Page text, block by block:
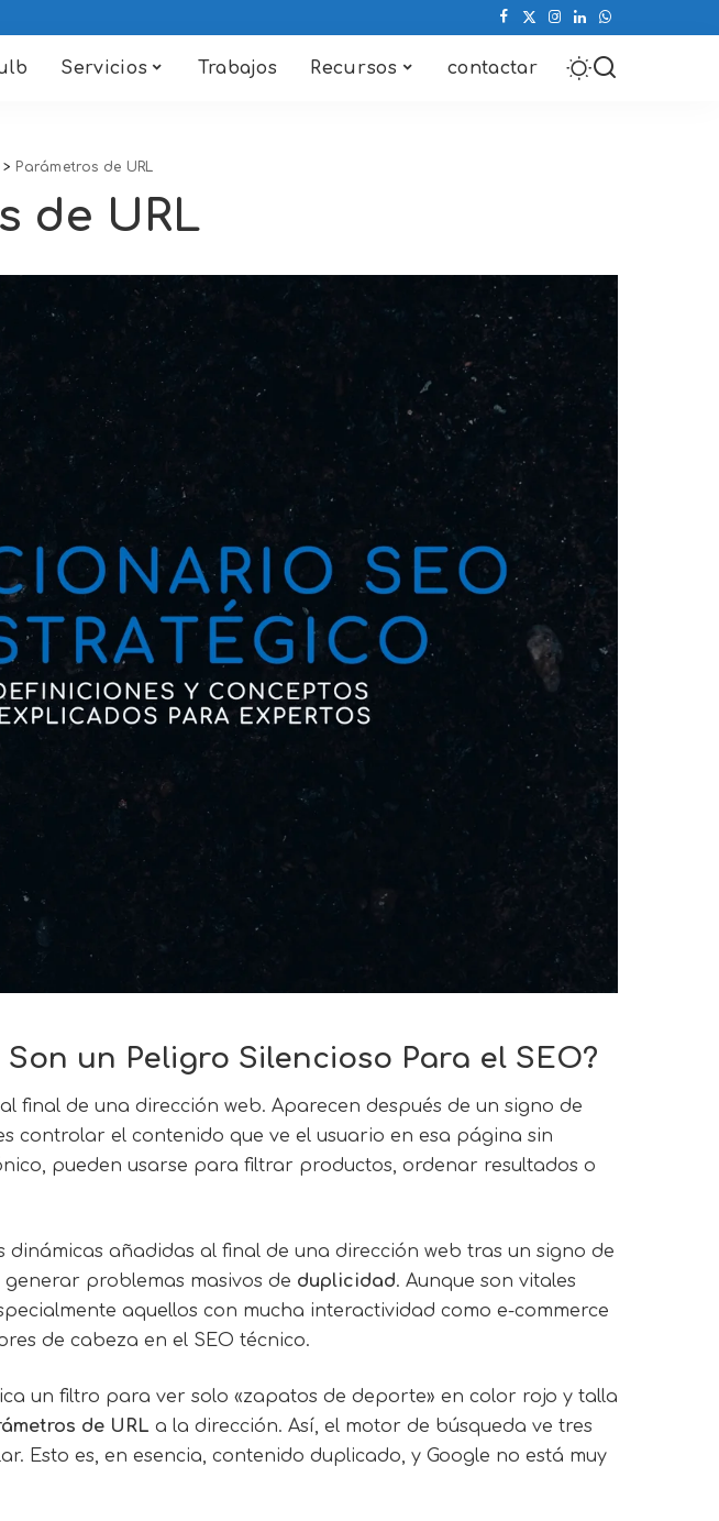
Servicios Trabajos Recursos contactar
> Parámetros de URL
de URL
un Peligro Silencioso Para el SEO?
final de una dirección web. Aparecen después de un signo de
controlar el contenido que ve el usuario en esa página sin
pueden usarse para filtrar productos, ordenar resultados o
dinámicas añadidas al final de una dirección web tras un signo de
problemas masivos de duplicidad. Aunque son vitales
aquellos con mucha interactividad como e-commerce
de cabeza en el SEO técnico.
un filtro para ver solo «zapatos de deporte» en color rojo y talla
de URL a la dirección. Así, el motor de búsqueda ve tres
Esto es, en esencia, contenido duplicado, y Google no está muy